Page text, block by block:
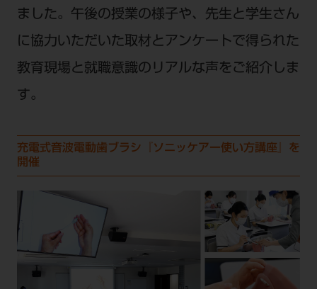
ました。午後の授業の様子や、先生と学生さん
に協力いただいた取材とアンケートで得られた
教育現場と就職意識のリアルな声をご紹介しま
す。
充電式音波電動歯ブラシ『ソニッケアー使い方講座』を
開催
受付時間 月～金 9:00～17:00 （祝日・夏季休
歯科医療従事者専用窓口となります。
ディーラー様におかれましては、モリタ各担当営
業所へお問い合わせ願います。
企業情報
個人情報保護方針 特定商取引について
ご利用規約 SNSアカウント利用規約
推奨環境 サイトマップ